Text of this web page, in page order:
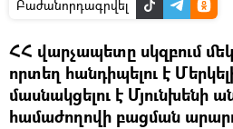
Բաժանորդագրվել
ՀՀ վարչապետը սկզբում
որտեղ հանդիպելու է
մասնակցելու է Մյունխենի
համաժողովի բացման